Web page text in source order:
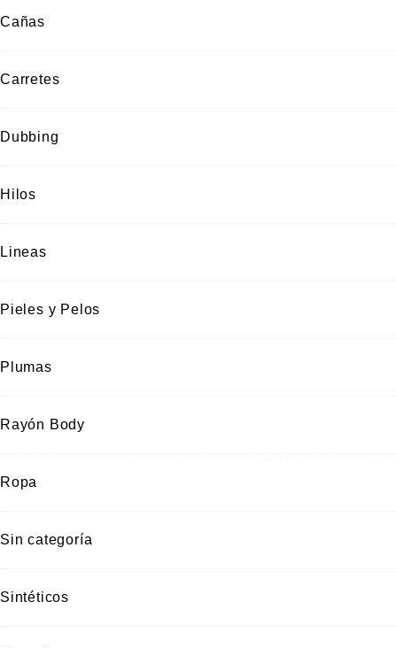
Cañas
Carretes
Dubbing
Hilos
Lineas
Pieles y Pelos
Plumas
Rayón Body
Ropa
Sin categoría
Sintéticos